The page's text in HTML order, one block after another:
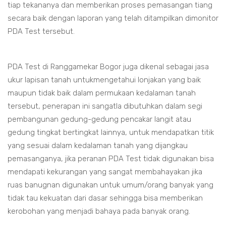
tiap tekananya dan memberikan proses pemasangan tiang
secara baik dengan laporan yang telah ditampilkan dimonitor
PDA Test tersebut.
PDA Test di Ranggamekar Bogor juga dikenal sebagai jasa
ukur lapisan tanah untukmengetahui lonjakan yang baik
maupun tidak baik dalam permukaan kedalaman tanah
tersebut, penerapan ini sangatla dibutuhkan dalam segi
pembangunan gedung-gedung pencakar langit atau
gedung tingkat bertingkat lainnya, untuk mendapatkan titik
yang sesuai dalam kedalaman tanah yang dijangkau
pemasanganya, jika peranan PDA Test tidak digunakan bisa
mendapati kekurangan yang sangat membahayakan jika
ruas banugnan digunakan untuk umum/orang banyak yang
tidak tau kekuatan dari dasar sehingga bisa memberikan
kerobohan yang menjadi bahaya pada banyak orang.